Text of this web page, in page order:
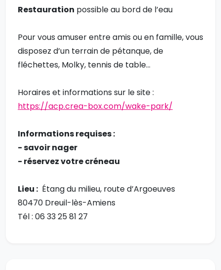
Restauration possible au bord de l’eau
Pour vous amuser entre amis ou en famille, vous
disposez d’un terrain de pétanque, de
fléchettes, Molky, tennis de table…
Horaires et informations sur le site :
https://acp.crea-box.com/wake-park/
Informations requises :
- savoir nager
- réservez votre créneau
Lieu : Étang du milieu, route d’Argoeuves
80470 Dreuil-lès-Amiens
Tél : 06 33 25 81 27